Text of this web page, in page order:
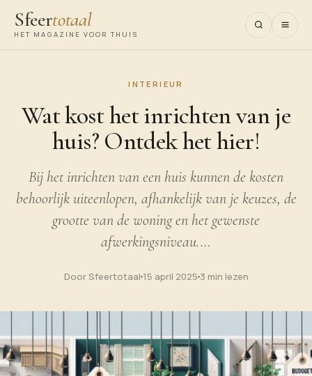
Sfeertotaal
HET MAGAZINE VOOR THUIS
INTERIEUR
Wat kost het inrichten van je
huis? Ontdek het hier!
Bij het inrichten van een huis kunnen de kosten
behoorlijk uiteenlopen, afhankelijk van je keuzes, de
grootte van de woning en het gewenste
afwerkingsniveau.…
Door Sfeertotaal15 april 20253 min lezen